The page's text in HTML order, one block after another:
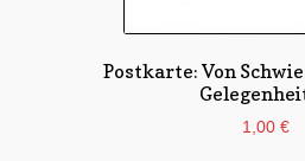
Postkarte: Von
1,00 €